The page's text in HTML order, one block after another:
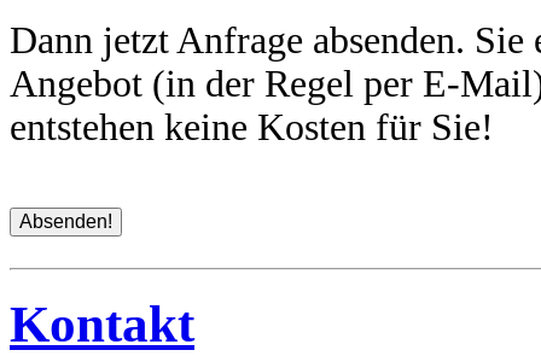
Dann jetzt Anfrage absenden.
Angebot (in der Regel per E-
entstehen keine Kosten für Sie!
Kontakt